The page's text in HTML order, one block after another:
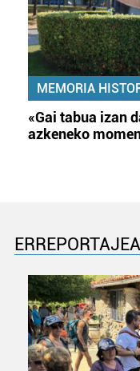
MEMORIA
«Gai tabua izan
azkeneko